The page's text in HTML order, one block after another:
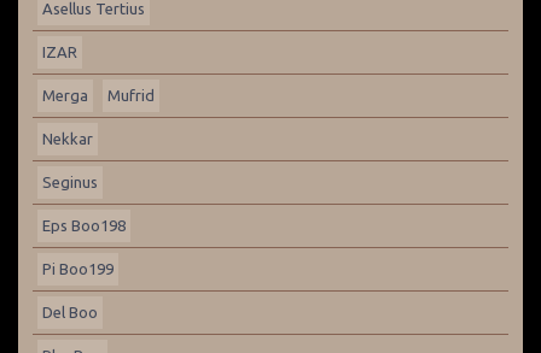
Asellus Tertius
IZAR
Merga Mufrid
Nekkar
Seginus
Eps Boo198
Pi Boo199
Del Boo